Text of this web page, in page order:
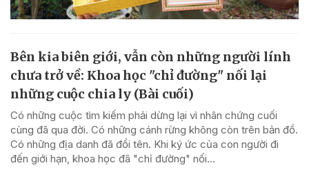
Bên kia biên giới, vẫn còn những người lính
chưa trở về: Khoa học "chỉ đường" nối lại
những cuộc chia ly (Bài cuối)
Có những cuộc tìm kiếm phải dừng lại vì nhân chứng cuối
cùng đã qua đời. Có những cánh rừng không còn trên bản đồ.
Có những địa danh đã đổi tên. Khi ký ức của con người đi
đến giới hạn, khoa học đã "chỉ đường" nối...